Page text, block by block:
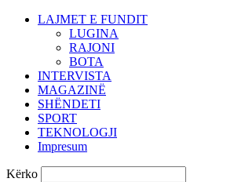
LAJMET E FUNDIT
LUGINA
RAJONI
BOTA
INTERVISTA
MAGAZINË
SHËNDETI
SPORT
TEKNOLOGJI
Impresum
Kërko